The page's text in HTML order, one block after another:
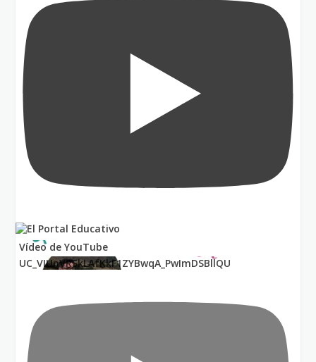
Vídeo de YouTube
UC_VIUnVRSkLAfKkF1ZYBwqA_PwImDSBllQU